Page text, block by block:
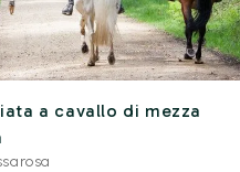
a cavallo di mezza